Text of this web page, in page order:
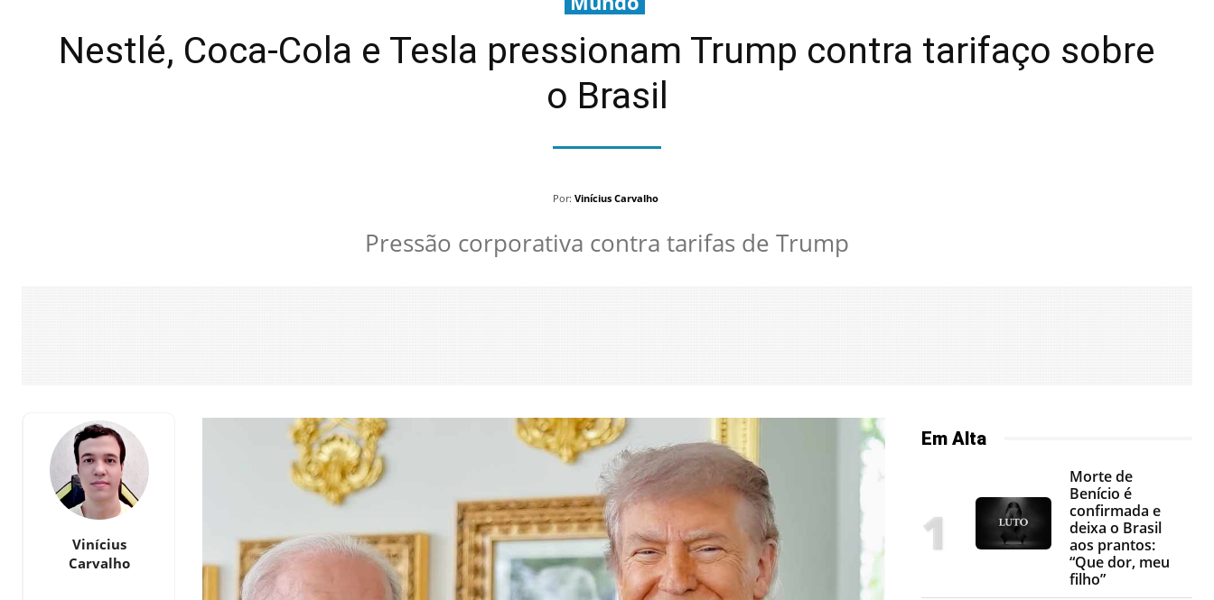
Nestlé, Coca-Cola e Tesla pressionam Trump contra tarifaço sobre
o Brasil
Por: Vinícius Carvalho
Pressão corporativa contra tarifas de Trump
Vinícius
Carvalho
Em Alta
Morte de
Benício é
confirmada e
deixa o Brasil
aos prantos:
“Que dor, meu
filho”